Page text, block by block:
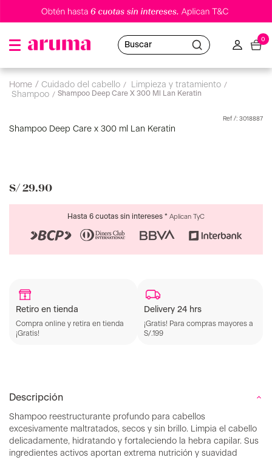
Buscar
0
cuidado del cabello
limpieza y tratamiento
shampoo
Shampoo Deep Care X 300 Ml Lan Keratin
: 3018887
Shampoo Deep Care x 300 ml Lan Keratin
S/ 29.90
Hasta 6 cuotas sin intereses * Aplican TyC
Retiro en tienda
Compra online y retira en tienda
¡Gratis!
Delivery 24 hrs
¡Gratis! Para compras mayores a
S/.199
Descripción
Shampoo reestructurante profundo para cabellos
excesivamente maltratados, secos y sin brillo. Limpia el cabello
delicadamente, hidratando y fortaleciendo la hebra capilar. Sus
ingredientes activos aportan extrema nutrición y suavidad